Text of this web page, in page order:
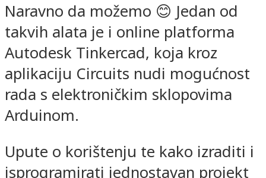
Naravno da možemo 😊 Jedan od
takvih alata je i online platforma
Autodesk Tinkercad, koja kroz
aplikaciju Circuits nudi mogućnost
rada s elektroničkim sklopovima
Arduinom.
Upute o korištenju te kako izraditi i
isprogramirati jednostavan projekt